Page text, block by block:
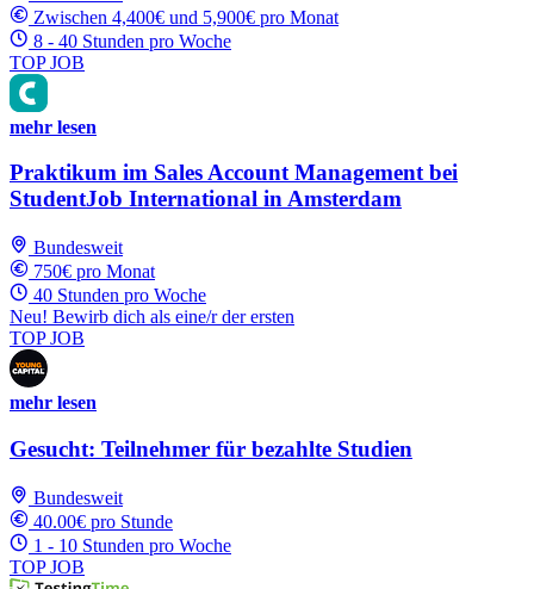
Zwischen 4,400€ und 5,900€ pro Monat
8 - 40 Stunden pro Woche
TOP JOB
mehr lesen
Praktikum im Sales Account Management bei
StudentJob International in Amsterdam
Bundesweit
750€ pro Monat
40 Stunden pro Woche
Neu! Bewirb dich als eine/r der ersten
TOP JOB
mehr lesen
Gesucht: Teilnehmer für bezahlte Studien
Bundesweit
40.00€ pro Stunde
1 - 10 Stunden pro Woche
TOP JOB